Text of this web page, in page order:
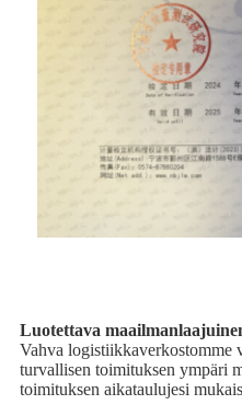
Luotettava
Vahva logistiikkaverkostomme
turvallisen toimituksen ympäri
toimituksen aikataulujesi